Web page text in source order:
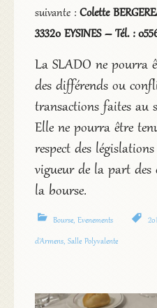
suivante : Colette
33320 EYSINES – Tél. :
La SLADO ne pourra
des différends ou
transactions faites au
Elle ne pourra être
respect des
vigueur de la part des
la bourse.
Bourse, Evenements
d'Armens, Salle Polyvalente